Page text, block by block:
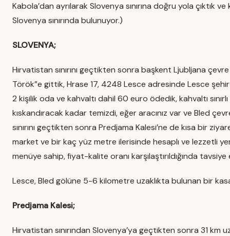
Kabola’dan ayrılarak Slovenya sınırına doğru yola çıktık
Slovenya sınırında bulunuyor.)
SLOVENYA;
Hırvatistan sınırını geçtikten sonra başkent Ljubljana
Török”e gittik, Hrase 17, 4248 Lesce adresinde Lesce şehir
2 kişilik oda ve kahvaltı dahil 60 euro ödedik, kahvaltı
kıskandıracak kadar temizdi, eğer aracınız var ve Bled
sınırını geçtikten sonra Predjama Kalesi’ne de kısa bir
market ve bir kaç yüz metre ilerisinde hesaplı ve lezzetli
menüye sahip, fiyat-kalite oranı karşılaştırıldığında
Lesce, Bled gölüne 5-6 kilometre uzaklıkta bulunan bir
Predjama Kalesi;
Hırvatistan sınırından Slovenya’ya geçtikten sonra 31